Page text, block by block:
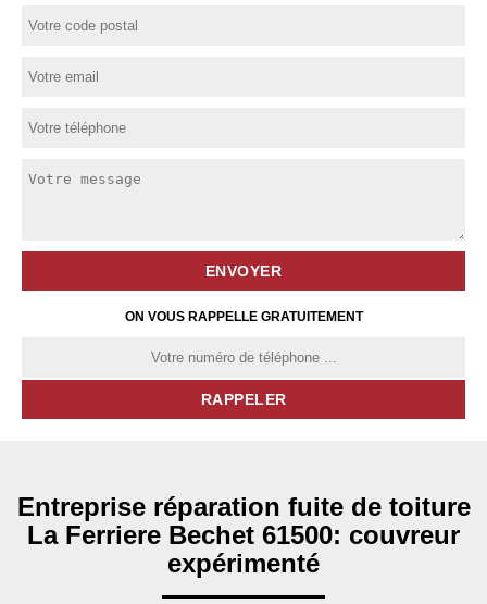
ON VOUS RAPPELLE GRATUITEMENT
Entreprise réparation fuite de toiture
La Ferriere Bechet 61500: couvreur
expérimenté